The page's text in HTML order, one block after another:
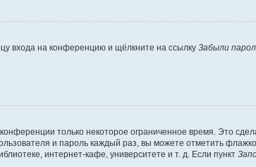
входа на конференцию и щёлкните на ссылку Забыли
только некоторое ограниченное время. Это
и пароль каждый раз, вы можете отметить
интернет-кафе, университете и т. д. Если пункт